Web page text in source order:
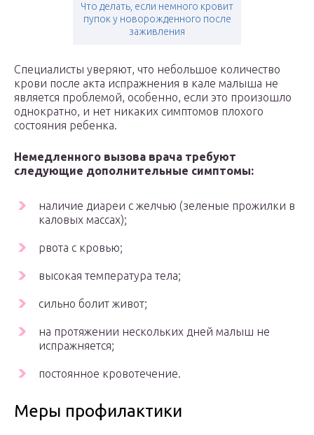
Что делать, если немного кровит
пупок у новорожденного после
заживления
Специалисты уверяют, что небольшое количество
крови после акта испражнения в кале малыша не
является проблемой, особенно, если это произошло
однократно, и нет никаких симптомов плохого
состояния ребенка.
Немедленного вызова врача требуют
следующие дополнительные симптомы:
наличие диареи с желчью (зеленые прожилки в
каловых массах);
рвота с кровью;
высокая температура тела;
сильно болит живот;
на протяжении нескольких дней малыш не
испражняется;
постоянное кровотечение.
Меры профилактики